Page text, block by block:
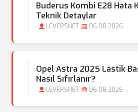
Buderus Kombi E28 Hata
Teknik Detaylar
LEVERSNET 06.08.2026
Opel Astra 2025 Lastik
Nasıl Sıfırlanır?
LEVERSNET 06.08.2026